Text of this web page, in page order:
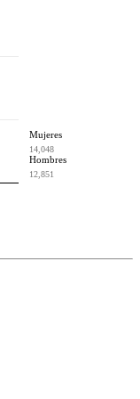
Mujeres
14,048
Hombres
12,851